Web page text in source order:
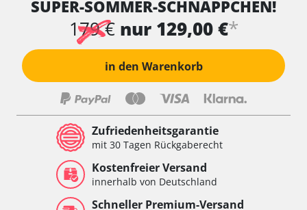
Wischersteuerung
Xenon links
Xenon rechts
Zentrale Bedieneinheit
Zentralelektronik
Zentralelektronik hinten
Zentralelektronik vorne
Zentralelektronik vorne Beifahrer
Zentralelektronik vorne Fahrer
Verfügbarkeit abhängig von Modell, Motorisierung, Ausstattung
und Konfiguration
SUPER-SOMMER-SCHNÄPPCHEN!
179 € nur 129,00 €*
in den Warenkorb
Zufriedenheitsgarantie
mit 30 Tagen Rückgaberecht
Kostenfreier Versand
innerhalb von Deutschland
Schneller Premium-Versand